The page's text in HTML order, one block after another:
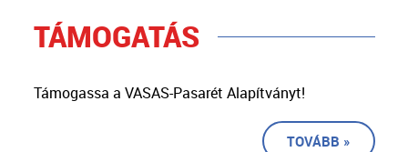
TÁMOGATÁS
Támogassa a VASAS-Pasarét Alapítványt!
TOVÁBB »